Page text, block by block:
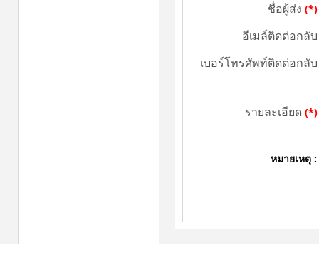
ชื่อผู้ส่ง (*)
อีเมล์ติดต่อกลับ
เบอร์โทรศัพท์ติดต่อกลับ
รายละเอียด (*)
หมายเหตุ :